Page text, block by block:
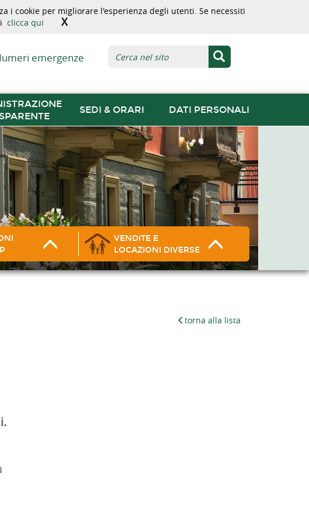
i cookie per migliorare l'esperienza degli utenti. Se necessiti
clicca qui X
emergenze
SEDI & ORARI DATI PERSONALI
VENDITE E
LOCAZIONI DIVERSE
torna alla lista